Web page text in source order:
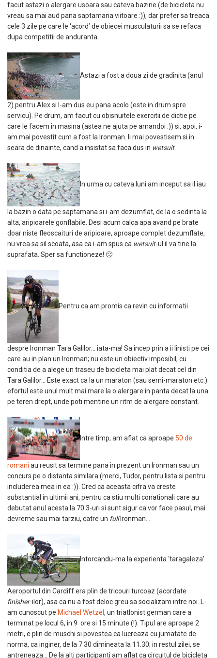
facut astazi o alergare usoara sau cateva bazine (de bicicleta nu
vreau sa mai aud pana saptamana viitoare :)), dar prefer sa treaca
cele 3 zile pe care le ‘acord’ de obiecei musculaturii sa se refaca
dupa competitii de anduranta.
Astazi a fost a doua zi de gradinita (anul
2) pentru Alex si l-am dus eu pana acolo (este in drum spre
servicu). Pe drum, am facut cu obisnuitele exercitii de dictie pe
care le facem in masina (astea ne ajuta pe amandoi :)) si, apoi, i-
am mai povestit cum a fost la Ironman. Ii mai povestisem si in
seara de dinainte, cand a insistat sa faca dus in wetsuit.
In urma cu cateva luni am inceput sa il iau
la bazin o data pe saptamana si i-am dezumflat, de la o sedinta la
alta, aripioarele gonflabile. Desi acum calca apa avand pe brate
doar niste fleoscaituri de aripioare, aproape complet dezumflate,
nu vrea sa sil scoata, asa ca i-am spus ca wetsuit-ul il va tine la
suprafata. Sper sa functioneze! 🙂
Pentru ca am promis ca revin cu informatii
despre Ironman Tara Galilor… iata-ma! Sa incep prin a ii linisti pe cei
care au in plan un Ironman; nu este un obiectiv imposibil, cu
conditia de a alege un traseu de bicicleta mai plat decat cel din
Tara Galilor… Este exact ca la un maraton (sau semi-maraton etc.):
efortul este unul mult mai mare la o alergare in panta decat la una
pe teren drept, unde poti mentine un ritm de alergare constant.
Intre timp, am aflat ca aproape 50 de
romani au reusit sa termine pana in prezent un Ironman sau un
concurs pe o distanta similara (merci, Tudor, pentru lista si pentru
includerea mea in ea :)). Cred ca aceasta cifra va creste
substantial in ultimii ani, pentru ca stiu multi conationali care au
debutat anul acesta la 70.3-uri si sunt sigur ca vor face pasul, mai
devreme sau mai tarziu, catre un fullIronman…
Intorcandu-ma la experienta ‘taragaleza’.
Aeroportul din Cardiff era plin de tricouri turcoaz (acordate
finisher-ilor), asa ca nu a fost deloc greu sa socializam intre noi. L-
am cunoscut pe Michael Wetzel, un triatlonist german care a
terminat pe locul 6, in 9 ore si 15 minute (!). Tipul are aproape 2
metri, e plin de muschi si povestea ca lucreaza cu jumatate de
norma, ca inginer, de la 7.30 dimineata la 11.30; in restul zilei, se
antreneaza… De la alti participanti am aflat ca circuitul de bicicleta